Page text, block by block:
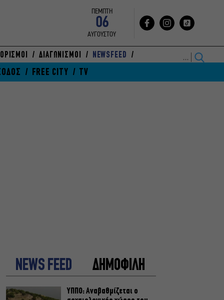
ΠΕΜΠΤΗ
06
ΑΥΓΟΥΣΤΟΥ
ΔΙΑΓΩΝΙΣΜΟΙ NEWSFEED
FREE CITY TV
NEWS FEED ΔΗΜΟΦΙΛΗ
ΥΠΠΟ: Αναβαθμίζεται ο